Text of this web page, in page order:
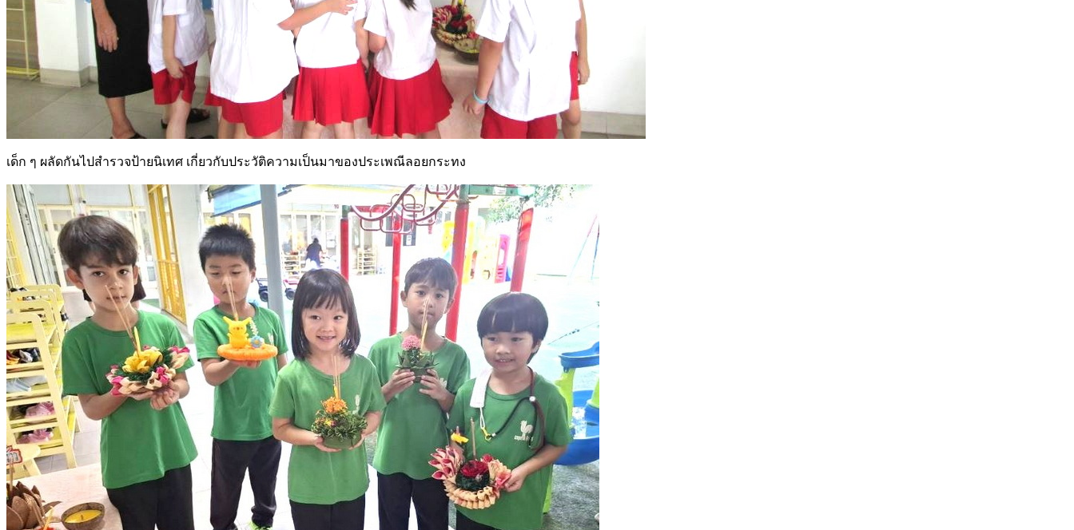
เด็ก ๆ ผลัดกันไปสำรวจป้ายนิเทศ เกี่ยวกับประวัติความเป็นมาของประเพณีลอยกระทง